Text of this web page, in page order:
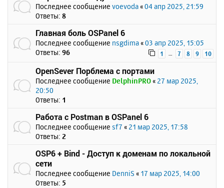
Последнее сообщение voevoda «04 апр 2025, 21:59
Ответы: 8
Главная боль OSPanel 6
Последнее сообщение nsgdima «03 апр 2025, 15:05
Ответы: 96 1 … 7 8 9 10
OpenSever Порблема с портами
Последнее сообщение DelphinPRO « 27 мар 2025,
20:50
Ответы: 1
Работа с Postman в OSPanel 6
Последнее сообщение sf7 « 21 мар 2025, 17:58
Ответы: 2
OSP6 + Bind - Доступ к доменам по локальной
сети
Последнее сообщение DenniS « 17 мар 2025, 14:00
Ответы: 5